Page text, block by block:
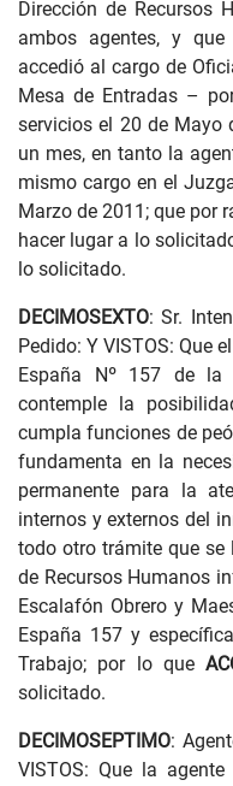
Dirección de Recursos
ambos agentes, y
accedió al cargo de
Mesa de Entradas –
servicios el 20 de Mayo
un mes, en tanto la
mismo cargo en el
Marzo de 2011; que por
hacer lugar a lo
lo solicitado.
DECIMOSEXTO: Sr.
Pedido: Y VISTOS: Que
España Nº 157 de la
contemple la
cumpla funciones de
fundamenta en la
permanente para la
internos y externos del
todo otro trámite que se
de Recursos Humanos
Escalafón Obrero y
España 157 y
Trabajo; por lo que
solicitado.
DECIMOSEPTIMO:
VISTOS: Que la